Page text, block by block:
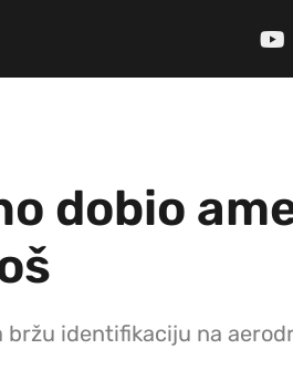
dobio
identifikaciju na